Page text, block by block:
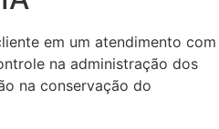
em um atendimento com
na administração dos
na conservação do